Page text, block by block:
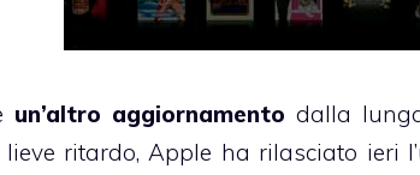
un’altro aggiornamento dalla
ritardo, Apple ha rilasciato ieri